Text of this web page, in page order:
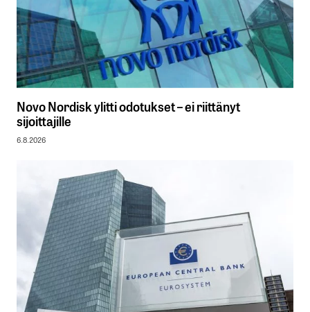
Novo Nordisk ylitti odotukset – ei riittänyt
sijoittajille
6.8.2026